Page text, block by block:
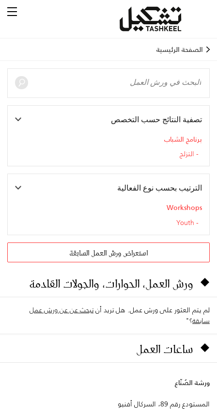
الصفحة الرئيسية
تصفية النتائج حسب التخصص
برنامج الشباب
التزلج
الترتيب بحسب نوع الفعالية
Workshops
Youth
استعراض ورش العمل السابقة
ورش العمل، الحوارات، والجولات القادمة
لم يتم العثور على ورش عمل. هل تريد أنتبحث عن عن ورش عمل
سابقة؟"
ساعات العمل
ورشة الصُنّاع
المستودع رقم 89، السركال أفنيو